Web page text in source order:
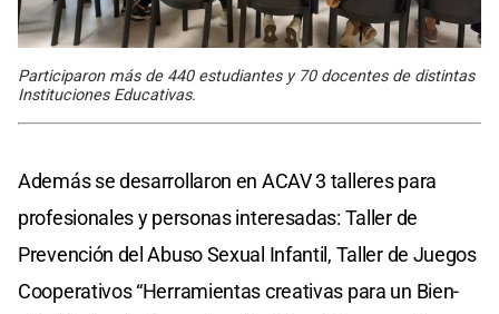
Participaron más de 440 estudiantes y 70 docentes de distintas
Instituciones Educativas.
Además se desarrollaron en ACAV 3 talleres para
profesionales y personas interesadas: Taller de
Prevención del Abuso Sexual Infantil, Taller de Juegos
Cooperativos “Herramientas creativas para un Bien-